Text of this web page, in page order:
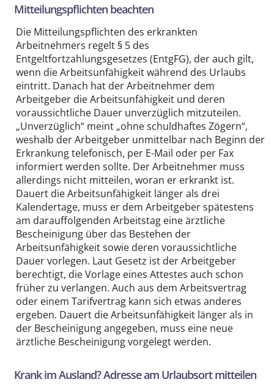
Mitteilungspflichten beachten
Die Mitteilungspflichten des erkrankten
Arbeitnehmers regelt § 5 des
Entgeltfortzahlungsgesetzes (EntgFG), der auch gilt,
wenn die Arbeitsunfähigkeit während des Urlaubs
eintritt. Danach hat der Arbeitnehmer dem
Arbeitgeber die Arbeitsunfähigkeit und deren
voraussichtliche Dauer unverzüglich mitzuteilen.
„Unverzüglich“ meint „ohne schuldhaftes Zögern“,
weshalb der Arbeitgeber unmittelbar nach Beginn der
Erkrankung telefonisch, per E-Mail oder per Fax
informiert werden sollte. Der Arbeitnehmer muss
allerdings nicht mitteilen, woran er erkrankt ist.
Dauert die Arbeitsunfähigkeit länger als drei
Kalendertage, muss er dem Arbeitgeber spätestens
am darauffolgenden Arbeitstag eine ärztliche
Bescheinigung über das Bestehen der
Arbeitsunfähigkeit sowie deren voraussichtliche
Dauer vorlegen. Laut Gesetz ist der Arbeitgeber
berechtigt, die Vorlage eines Attestes auch schon
früher zu verlangen. Auch aus dem Arbeitsvertrag
oder einem Tarifvertrag kann sich etwas anderes
ergeben. Dauert die Arbeitsunfähigkeit länger als in
der Bescheinigung angegeben, muss eine neue
ärztliche Bescheinigung vorgelegt werden.
Krank im Ausland? Adresse am Urlaubsort mitteilen